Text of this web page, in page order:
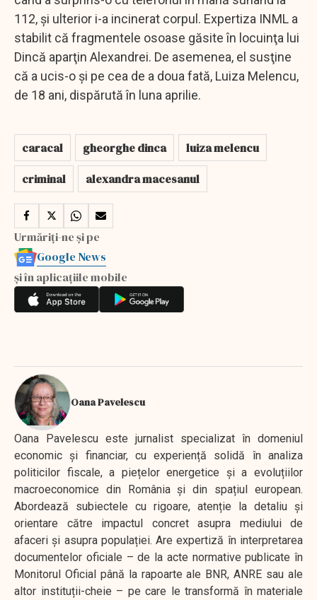
112, şi ulterior i-a incinerat corpul. Expertiza INML a
stabilit că fragmentele osoase găsite în locuinţa lui
Dincă aparţin Alexandrei. De asemenea, el susţine
că a ucis-o şi pe cea de a doua fată, Luiza Melencu,
de 18 ani, dispărută în luna aprilie.
caracal gheorghe dinca
luiza melencu
criminal
alexandra macesanul
Urmăriți-ne și pe
Google News
și în aplicațiile mobile
Oana Pavelescu
Oana Pavelescu este jurnalist specializat în domeniul
economic și financiar, cu experiență solidă în analiza
politicilor fiscale, a piețelor energetice și a evoluțiilor
macroeconomice din România și din spațiul european.
Abordează subiectele cu rigoare, atenție la detaliu și
orientare către impactul concret asupra mediului de
afaceri și asupra populației. Are expertiză în interpretarea
documentelor oficiale – de la acte normative publicate în
Monitorul Oficial până la rapoarte ale BNR, ANRE sau ale
altor instituții-cheie – pe care le transformă în materiale